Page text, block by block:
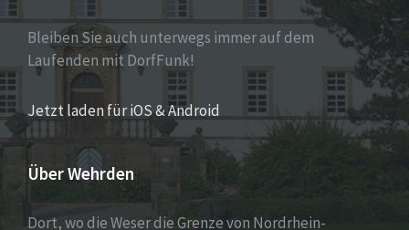
Bleiben Sie auch unterwegs immer auf dem
Laufenden mit DorfFunk!
Jetzt laden für iOS & Android
Über Wehrden
Dort, wo die Weser die Grenze von Nordrhein-